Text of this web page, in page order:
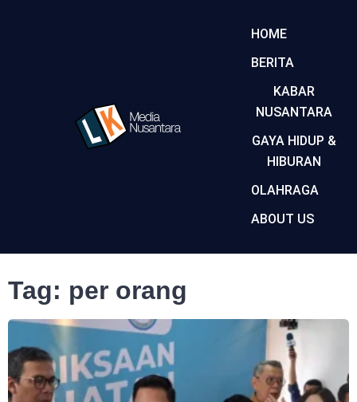
HOME
BERITA
KABAR
NUSANTARA
GAYA HIDUP &
HIBURAN
OLAHRAGA
ABOUT US
Tag: per orang